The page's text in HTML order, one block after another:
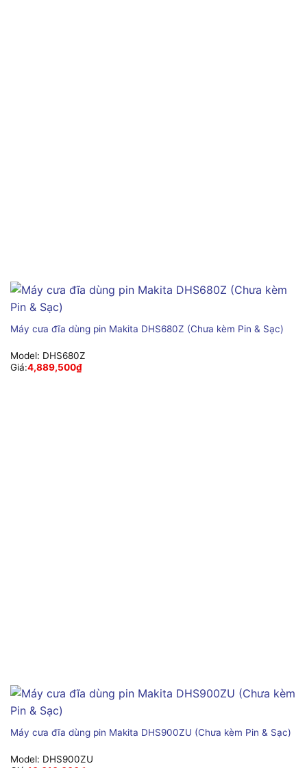
Máy cưa đĩa dùng pin Makita DHS680Z (Chưa kèm Pin & Sạc)
Model: DHS680Z
Giá:4,889,500₫
Máy cưa đĩa dùng pin Makita DHS900ZU (Chưa kèm Pin & Sạc)
Model: DHS900ZU